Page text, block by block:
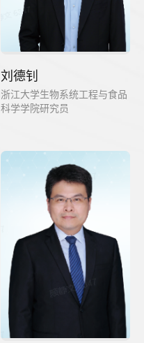
刘德钊
浙江大学生物系统工程与食品
科学学院研究员